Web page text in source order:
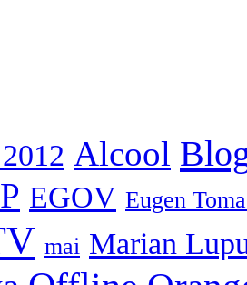
Alcool
EGOV Eugen
mai Marian